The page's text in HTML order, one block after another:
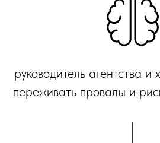
руководитель агентства и
переживать провалы и